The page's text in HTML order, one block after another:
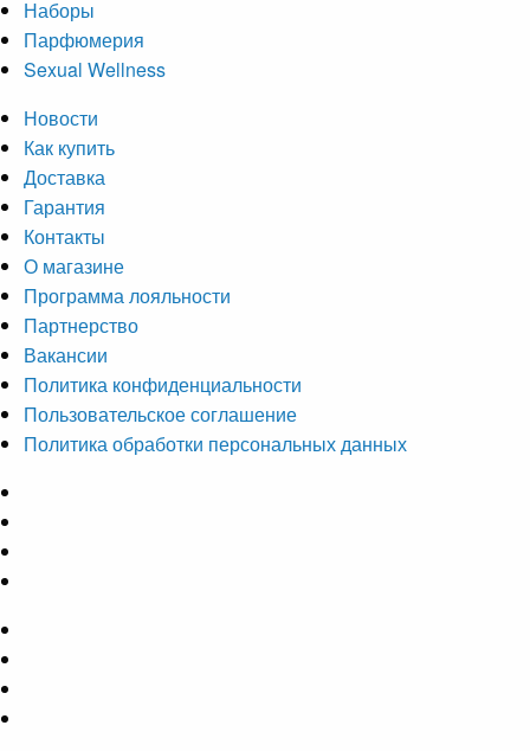
Наборы
Парфюмерия
Sexual Wellness
Новости
Как купить
Доставка
Гарантия
Контакты
О магазине
Программа лояльности
Партнерство
Вакансии
Политика конфиденциальности
Пользовательское соглашение
Политика обработки персональных данных